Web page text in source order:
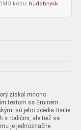
kódu: hudobnysk
získal mnoho
textom sa Eminem
sú jeho dcérka Hailie
s rodičmi, ale tiež sa
je jednoznačne